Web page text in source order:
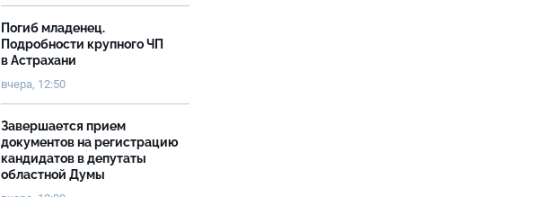
Погиб младенец.
Подробности крупного ЧП
в Астрахани
вчера, 12:50
Завершается прием
документов на регистрацию
кандидатов в депутаты
областной Думы